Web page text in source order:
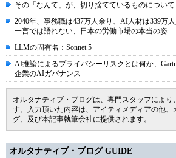
その「なんて」が、切り捨てているものについて
2040年、事務職は437万人余り、AI人材は339万
一言では語れない、日本の労働市場の本当の姿
LLMの固有名：Sonnet 5
AI推論によるプライバシーリスクとは何か、
企業のAIガバナンス
オルタナティブ・ブログは、専門スタッフにより
す。入力頂いた内容は、アイティメディアの他、
グ、及び本記事執筆会社に提供されます。
オルタナティブ・ブログ GUIDE